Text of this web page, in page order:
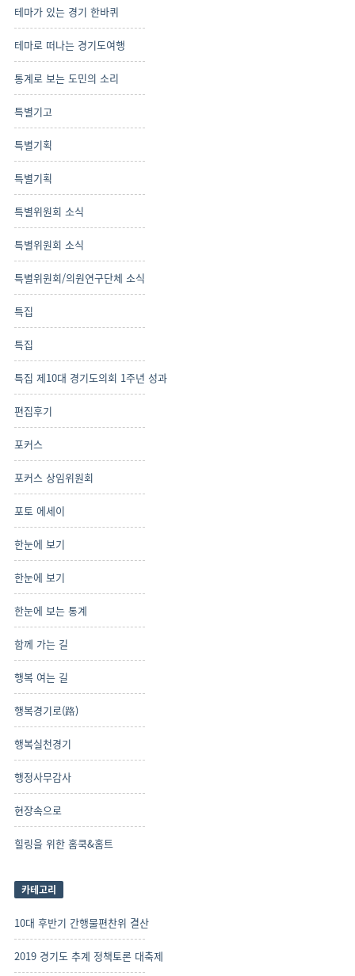
테마가 있는 경기 한바퀴
테마로 떠나는 경기도여행
통계로 보는 도민의 소리
특별기고
특별기획
특별기획
특별위원회 소식
특별위원회 소식
특별위원회/의원연구단체 소식
특집
특집
특집 제10대 경기도의회 1주년 성과
편집후기
포커스
포커스 상임위원회
포토 에세이
한눈에 보기
한눈에 보기
한눈에 보는 통계
함께 가는 길
행복 여는 길
행복경기로(路)
행복실천경기
행정사무감사
현장속으로
힐링을 위한 홈쿡&홈트
카테고리
10대 후반기 간행물편찬위 결산
2019 경기도 추계 정책토론 대축제